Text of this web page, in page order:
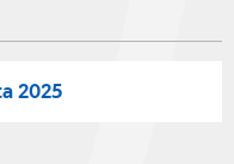
2025